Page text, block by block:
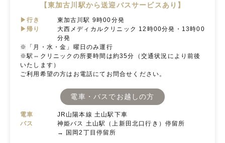
【東加古川駅から送迎バスサービスあり】
▶行き
東加古川駅 9時00分発
▶帰り
大西メディカルクリニック 12時00分発・13時00
分発
※「月・水・金」曜日のみ運行
※駅⇔クリニックの所要時間は約35分（交通状況により前後
いたします）
ご利用希望の方はお電話にてお問合せください。
電車・バスでお越しの方
電車
JR山陽本線 土山駅下車
バス
神姫バス 土山駅（上新田北口行き）停留所
→ 国岡2丁目停留所